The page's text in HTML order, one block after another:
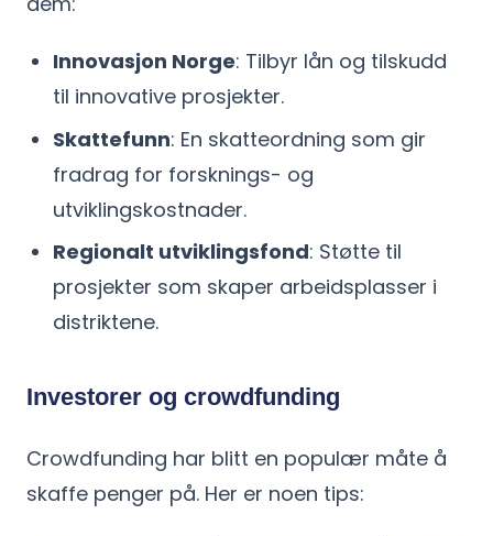
Innovasjon Norge: Tilbyr lån og tilskudd
til innovative prosjekter.
Skattefunn: En skatteordning som gir
fradrag for forsknings- og
utviklingskostnader.
Regionalt utviklingsfond: Støtte til
prosjekter som skaper arbeidsplasser i
distriktene.
Investorer og crowdfunding
Crowdfunding har blitt en populær måte å
skaffe penger på. Her er noen tips: